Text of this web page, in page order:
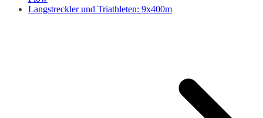
Langstreckler und Triathleten: 9x400m